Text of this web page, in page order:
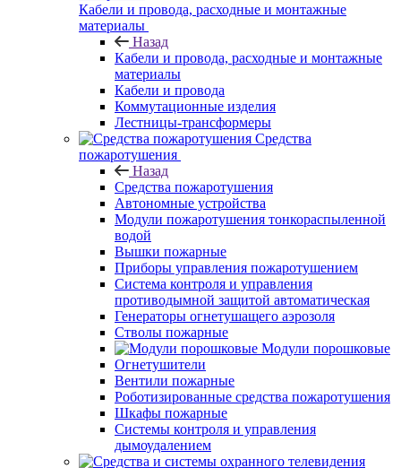
Кабели и провода, расходные и монтажные
материалы
Назад
Кабели и провода, расходные и монтажные
материалы
Кабели и провода
Коммутационные изделия
Лестницы-трансформеры
Средства
пожаротушения
Назад
Средства пожаротушения
Автономные устройства
Модули пожаротушения тонкораспыленной
водой
Вышки пожарные
Приборы управления пожаротушением
Система контроля и управления
противодымной защитой автоматическая
Генераторы огнетушащего аэрозоля
Стволы пожарные
Модули порошковые
Огнетушители
Вентили пожарные
Роботизированные средства пожаротушения
Шкафы пожарные
Системы контроля и управления
дымоудалением